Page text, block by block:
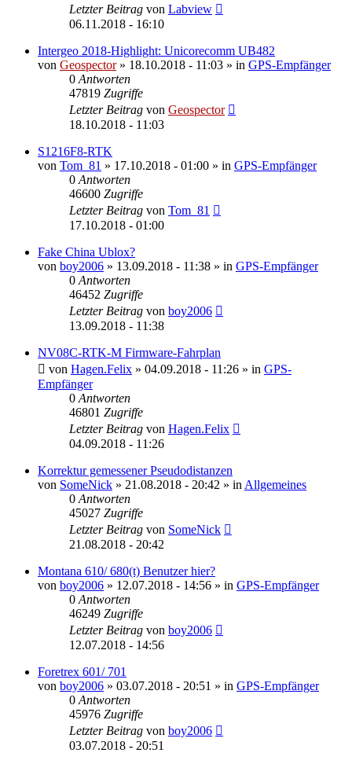
Letzter Beitrag von Labview
06.11.2018 - 16:10
Intergeo 2018-Highlight: Unicorecomm UB482
von Geospector» 18.10.2018 - 11:03 » in GPS-Empfänger
0 Antworten
47819 Zugriffe
Letzter Beitrag von Geospector
18.10.2018 - 11:03
S1216F8‐RTK
von Tom_81 » 17.10.2018 - 01:00 » in GPS-Empfänger
0 Antworten
46600 Zugriffe
Letzter Beitrag von Tom_81
17.10.2018 - 01:00
Fake China Ublox?
von boy2006 » 13.09.2018 - 11:38 » in GPS-Empfänger
0 Antworten
46452 Zugriffe
Letzter Beitrag von boy2006
13.09.2018 - 11:38
NV08C-RTK-M Firmware-Fahrplan
von Hagen.Felix » 04.09.2018 - 11:26 » in GPS-
Empfänger
0 Antworten
46801 Zugriffe
Letzter Beitrag von Hagen.Felix
04.09.2018 - 11:26
Korrektur gemessener Pseudodistanzen
von SomeNick » 21.08.2018 - 20:42 » in Allgemeines
0 Antworten
45027 Zugriffe
Letzter Beitrag von SomeNick
21.08.2018 - 20:42
Montana 610/ 680(t) Benutzer hier?
von boy2006 » 12.07.2018 - 14:56 » in GPS-Empfänger
0 Antworten
46249 Zugriffe
Letzter Beitrag von boy2006
12.07.2018 - 14:56
Foretrex 601/ 701
von boy2006 » 03.07.2018 - 20:51 » in GPS-Empfänger
0 Antworten
45976 Zugriffe
Letzter Beitrag von boy2006
03.07.2018 - 20:51